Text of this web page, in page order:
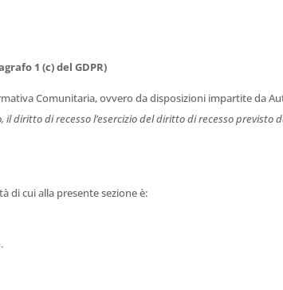
1 (c) del GDPR)
Comunitaria, ovvero da disposizioni impartite da
il diritto di recesso l’esercizio del diritto di recesso previsto
di cui alla presente sezione è: